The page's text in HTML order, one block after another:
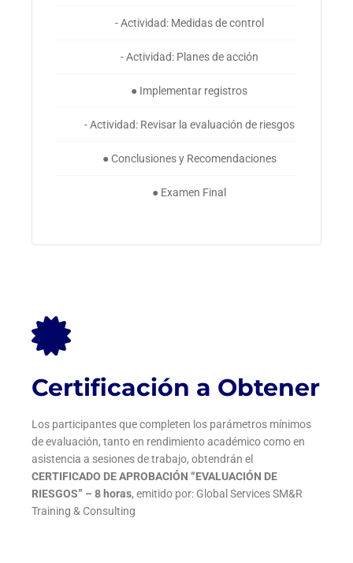
- Actividad: Medidas de control
- Actividad: Planes de acción
● Implementar registros
- Actividad: Revisar la evaluación de riesgos
● Conclusiones y Recomendaciones
● Examen Final
Certificación a Obtener
Los participantes que completen los parámetros mínimos
de evaluación, tanto en rendimiento académico como en
asistencia a sesiones de trabajo, obtendrán el
CERTIFICADO DE APROBACIÓN “EVALUACIÓN DE
RIESGOS” – 8 horas, emitido por: Global Services SM&R
Training & Consulting